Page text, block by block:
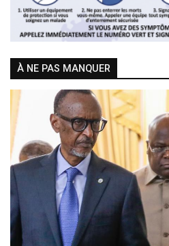
À NE PAS MANQUER